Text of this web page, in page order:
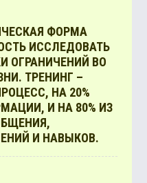
ФОРМА
ИССЛЕДОВАТЬ
ОГРАНИЧЕНИЙ ВО
ТРЕНИНГ –
НА 20%
И НА 80% ИЗ
ОБЩЕНИЯ,
И НАВЫКОВ.